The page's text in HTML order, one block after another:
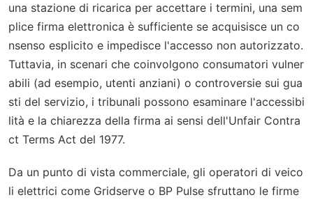
una stazione di ricarica per accettare i termini, una sem
plice firma elettronica è sufficiente se acquisisce un co
nsenso esplicito e impedisce l'accesso non autorizzato.
Tuttavia, in scenari che coinvolgono consumatori vulner
abili (ad esempio, utenti anziani) o controversie sui gua
sti del servizio, i tribunali possono esaminare l'accessibi
lità e la chiarezza della firma ai sensi dell'Unfair Contra
ct Terms Act del 1977.
Da un punto di vista commerciale, gli operatori di veico
li elettrici come Gridserve o BP Pulse sfruttano le firme